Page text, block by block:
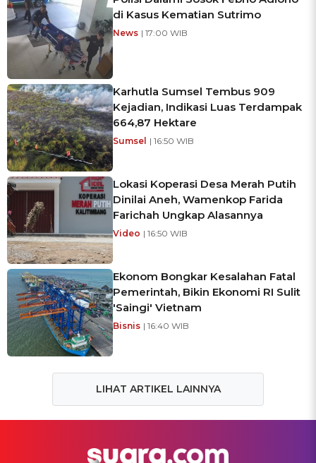
di Kasus Kematian Sutrimo
News | 17:00 WIB
Karhutla Sumsel Tembus 909
Kejadian, Indikasi Luas Terdampak
664,87 Hektare
Sumsel | 16:50 WIB
Lokasi Koperasi Desa Merah Putih
Dinilai Aneh, Wamenkop Farida
Farichah Ungkap Alasannya
Video | 16:50 WIB
Ekonom Bongkar Kesalahan Fatal
Pemerintah, Bikin Ekonomi RI Sulit
'Saingi' Vietnam
Bisnis | 16:40 WIB
LIHAT ARTIKEL LAINNYA